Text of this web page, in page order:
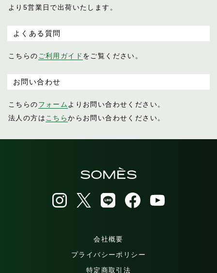
より5営業日で出荷いたします。
よくある質問
こちらの ご利用ガイド をご覧ください。
お問い合わせ
こちらのフォーム よりお問い合わせください。
法人の方は こちらからお問い合わせください。
会社概要
プライバシーポリシー
特定商取引法